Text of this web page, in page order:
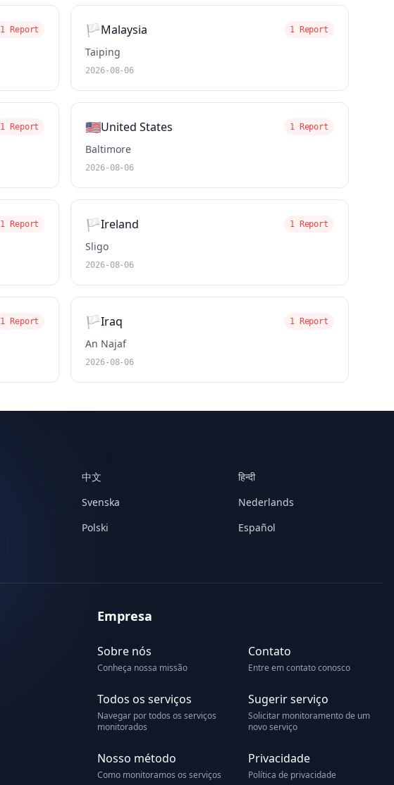
1 Report 🏳️Malaysia 1 Report
Taiping
2026-08-06
1 Report 🇺🇸United States 1 Report
Baltimore
2026-08-06
1 Report 🏳️Ireland 1 Report
Sligo
2026-08-06
1 Report 🏳️Iraq 1 Report
An Najaf
2026-08-06
中文
हिन्दी
Svenska
Nederlands
Polski
Español
Empresa
Sobre nós
Conheça nossa missão
Contato
Entre em contato conosco
Todos os serviços
Navegar por todos os serviços
monitorados
Sugerir serviço
Solicitar monitoramento de um
novo serviço
Nosso método
Como monitoramos os serviços
Privacidade
Política de privacidade